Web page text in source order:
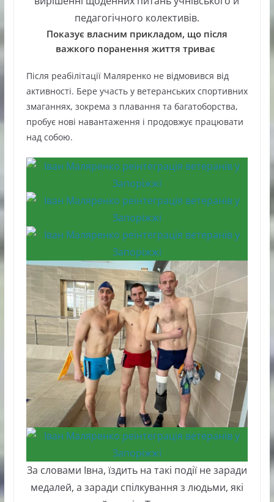
педагогічного колективів.
Показує власним прикладом, що після
важкого поранення життя триває
Після реабілітації Маляренко не відмовився від
активності. Бере участь у ветеранських спортивних
змаганнях, зокрема з плавання та багатоборства,
пробує нові навантаження і продовжує працювати
над собою.
За словами Івна, їздить на такі події не заради
медалей, а заради спілкування з людьми, які